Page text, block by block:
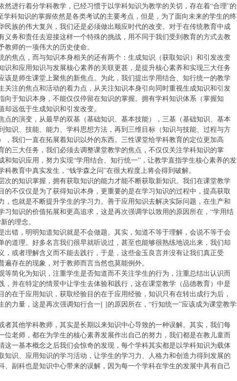
然进行着分学科教学，已经习惯于以学科知识为教学的关切，存在着“合理”的
学科知识的掌握依然是各类考试的主要考点，但是，为了面向未来的学生的终
民族的伟大复兴，我们还是必须做出顺应时代的改变。对于在传统教育中成
义务和责任去迎接这样一个特殊的挑战，用不同于我们受到教育的方式去教
师的一项伟大的历史使命。
的焦点，而与知识本身相关的还有两个：生成知识（获取知识）和引发改变
识和应用知识与发展核心素养的关联更甚，是提升核心素养和实现三大任务
该是师生课堂上聚焦的新焦点。为此，我们提出学用结合、知行统一的教学
关注的焦点和活动的着力点，从关注知识本身引向同时重视生成知识和引发
向于知识本身，不能仅仅停留在知识的掌握。拥有学科知识体系（掌握知
远低于生成知识和引发改变。
点的演变，从最早的双基（基础知识、基本技能），三基（基础知识、基本
知识、技能、能力、学科思想方法，再到三维目标（知识与技能、过程与方
，我们一直在拓展着知识以外的东西。三性课堂给学科教育的定位更加高
的三大任务，我们必须去调整课堂教学的焦点，不仅仅关注学科知识的掌
和知识应用，努力实现“学用结合、知行统一”，让教学直指学生核心素养的发
科教育中真实发生，“钱学森之问”在很大程度上将会得到破解。
次的知识掌握，拥有获取知识的能力才能不断获取新知识。我们在课堂教学
的不仅仅是为了获得知识本身，更重要的是在学习知识的过程中，提高获取
，也就是不断提升学生的学习力。善于应用知识去解决实际问题，在生产和
习知识的价值拓展和更高追求，这是再次强调学以致用的原因所在，“学用结
的理念。
出错，明明知道知识就是不会做题。其实，知道不等于理解，会说不等于会
的道理。好多名言我们很早就听说过，甚至也能够很熟练地说出来，我们却
，或者理解含义而不能去践行，于是，这些金玉良言并没有让我们真正受
遍存在的现象，对于教师而言当然也莫能例外。
等简化为知识，注重学生是否知道而不关注学生的行为，注重总结出认识而
，并在特定的情景中让学生去体验和践行，这在课堂教学（品德教育）中是
的在于应用知识，获取经验目的在于应用经验，知识只有在转出成行为后，
的力量，这是再次强调知行合一[ ]的原因所在，“行知统一”应该成为课堂教学
者其他学科教师，其实是长期以来知识中心导致的一种误解。其实，我们每
位老师，都在为学生的核心素养发展作出自己的努力，我们都是在教儿童而
这一基本概念之后我们会惊奇的发现，每个学科其实都是以学科知识为载体
知识、应用知识的学习活动，让学生的学习力、人格力和创造力得到发展的
、副科也是知识中心带来的误解，因为每一个学科在学生的发展中具有自己